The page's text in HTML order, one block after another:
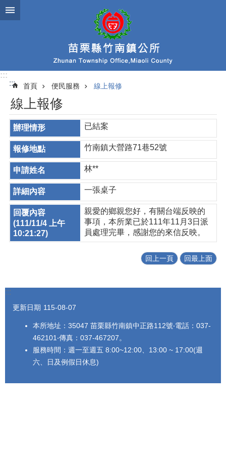
跳到主要內容區塊
:::
:::
首頁 便民服務 線上報修
線上報修
已結案
竹南鎮大營路71巷52號
林**
一張桌子
親愛的鄉親您好，有關台端反映的
事項，本所業已於111年11月3日派
員處理完畢，感謝您的來信反映。
回上一頁 回最上面
:::
更新日期 115-08-07
本所地址：35047 苗栗縣竹南鎮中正路112號‧電話：037-
462101‧傳真：037-467207。
服務時間：週一至週五 8:00~12:00、13:00 ~ 17:00(週
六、日及例假日休息)